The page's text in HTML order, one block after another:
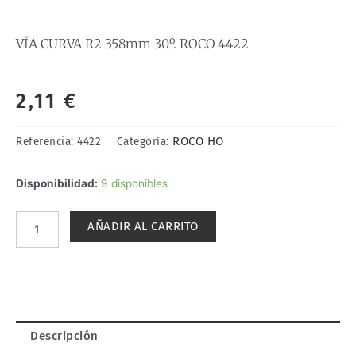
VÍA CURVA R2 358mm 30º. ROCO 4422
2,11 €
Referencia: 4422 Categoría: ROCO HO
Disponibilidad: 9 disponibles
VÍA
358mm
AÑADIR AL CARRITO
Descripción